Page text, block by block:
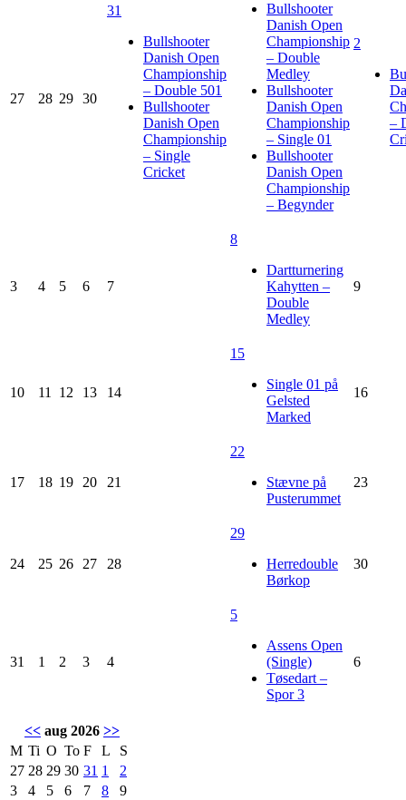
27 28 29 30
31
Bullshooter
Danish Open
Championship
– Double 501
Bullshooter
Danish Open
Championship
– Single
Cricket
Bullshooter
Danish Open
Championship
– Double
Medley
Bullshooter
Danish Open
Championship
– Single 01
Bullshooter
Danish Open
Championship
– Begynder
2
–
3 4 5 6 7
8
Dartturnering
Kahytten –
Double
Medley
9
10 11 12 13 14
15
Single 01 på
Gelsted
Marked
16
17 18 19 20 21
22
Stævne på
Pusterummet
23
24 25 26 27 28
29
Herredouble
Børkop
30
31 1 2 3 4
5
Assens Open
(Single)
Tøsedart –
Spor 3
6
<< aug 2026 >>
M Ti O To F L
S
27 28 29 30 31 1
2
3
4 5 6 7 8
9